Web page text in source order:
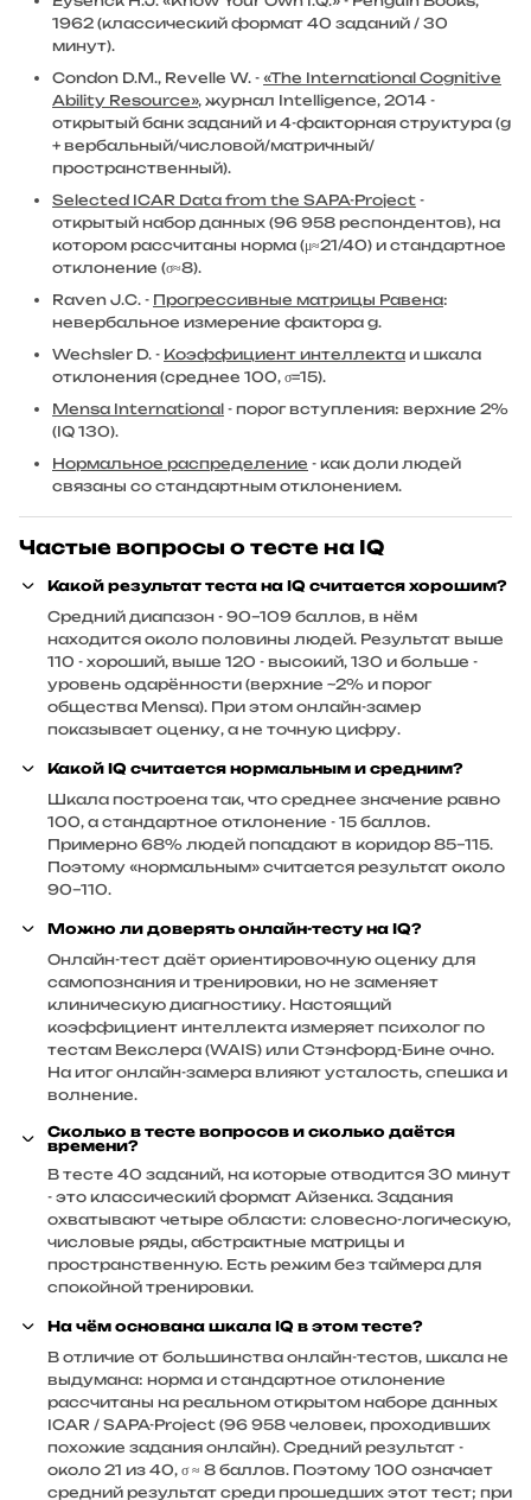
1962 (классический формат 40 заданий / 30
минут).
Condon D.M., Revelle W. - «The International Cognitive
Ability Resource», журнал Intelligence, 2014 -
открытый банк заданий и 4-факторная структура (g
+ вербальный/числовой/матричный/
пространственный).
Selected ICAR Data from the SAPA-Project -
открытый набор данных (96 958 респондентов), на
котором рассчитаны норма (μ≈21/40) и стандартное
отклонение (σ≈8).
Raven J.C. - Прогрессивные матрицы Равена:
невербальное измерение фактора g.
Wechsler D. - Коэффициент интеллекта и шкала
отклонения (среднее 100, σ=15).
Mensa International - порог вступления: верхние 2%
(IQ 130).
Нормальное распределение - как доли людей
связаны со стандартным отклонением.
Частые вопросы о тесте на IQ
Какой результат теста на IQ считается хорошим?
Средний диапазон - 90–109 баллов, в нём
находится около половины людей. Результат выше
110 - хороший, выше 120 - высокий, 130 и больше -
уровень одарённости (верхние ~2% и порог
общества Mensa). При этом онлайн-замер
показывает оценку, а не точную цифру.
Какой IQ считается нормальным и средним?
Шкала построена так, что среднее значение равно
100, а стандартное отклонение - 15 баллов.
Примерно 68% людей попадают в коридор 85–115.
Поэтому «нормальным» считается результат около
90–110.
Можно ли доверять онлайн-тесту на IQ?
Онлайн-тест даёт ориентировочную оценку для
самопознания и тренировки, но не заменяет
клиническую диагностику. Настоящий
коэффициент интеллекта измеряет психолог по
тестам Векслера (WAIS) или Стэнфорд-Бине очно.
На итог онлайн-замера влияют усталость, спешка и
волнение.
Сколько в тесте вопросов и сколько даётся
времени?
В тесте 40 заданий, на которые отводится 30 минут
- это классический формат Айзенка. Задания
охватывают четыре области: словесно-логическую,
числовые ряды, абстрактные матрицы и
пространственную. Есть режим без таймера для
спокойной тренировки.
На чём основана шкала IQ в этом тесте?
В отличие от большинства онлайн-тестов, шкала не
выдумана: норма и стандартное отклонение
рассчитаны на реальном открытом наборе данных
ICAR / SAPA-Project (96 958 человек, проходивших
похожие задания онлайн). Средний результат -
около 21 из 40, σ ≈ 8 баллов. Поэтому 100 означает
средний результат среди прошедших этот тест; при